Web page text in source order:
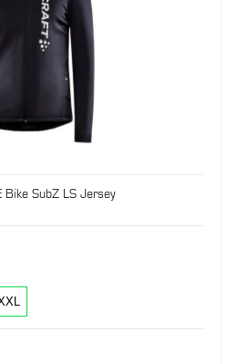
Bike SubZ LS Jersey